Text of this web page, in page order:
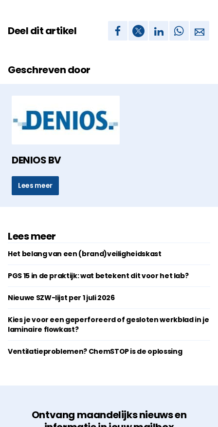
Deel dit artikel
Geschreven door
DENIOS BV
Lees meer
Lees meer
Het belang van een (brand)veiligheidskast
PGS 15 in de praktijk: wat betekent dit voor het lab?
Nieuwe SZW-lijst per 1 juli 2026
Kies je voor een geperforeerd of gesloten werkblad in je
laminaire flowkast?
Ventilatieproblemen? ChemSTOP is de oplossing
Ontvang maandelijks nieuws en